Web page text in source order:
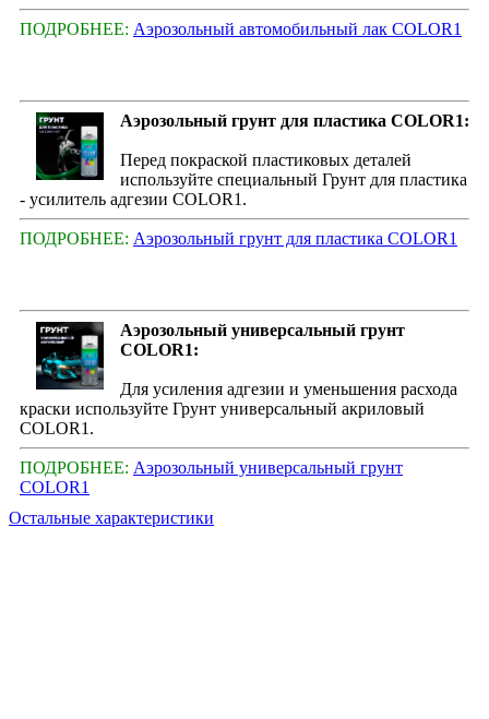
ПОДРОБНЕЕ: Аэрозольный автомобильный лак COLOR1
Аэрозольный грунт для пластика COLOR1:
Перед покраской пластиковых деталей
используйте специальный Грунт для пластика
- усилитель адгезии COLOR1.
ПОДРОБНЕЕ: Аэрозольный грунт для пластика COLOR1
Аэрозольный универсальный грунт
COLOR1:
Для усиления адгезии и уменьшения расхода
краски используйте Грунт универсальный акриловый
COLOR1.
ПОДРОБНЕЕ: Аэрозольный универсальный грунт
COLOR1
Остальные характеристики